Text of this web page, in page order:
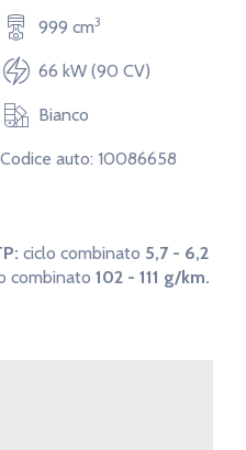
178 cm
999 cm3
66 kW (90 CV)
Bianco
Codice auto: 10086658
ciclo combinato 5,7 - 6,2
combinato 102 - 111 g/km.